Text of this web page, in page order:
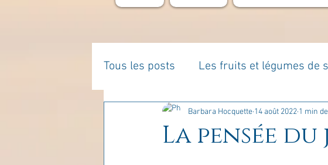
Tous les posts Les fruits et légumes de
La parentalité De vous à moi...
La pensée du
Barbara Hocquette 14 août 2022 1 min